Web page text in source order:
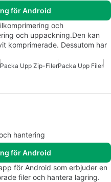
för Android
och
och uppackning.Den kan
komprimerade. Dessutom har
Packa Upp Zip-FilerPacka Upp Filer
hantering
för Android
för Android som erbjuder en
filer och hantera lagring.